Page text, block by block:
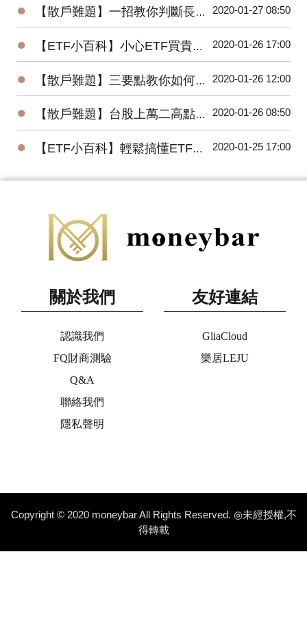
● 【散戶難題】一招教你判斷長紅K是真突破還是假突破 2020-01-27 08:50
● 【ETF小百科】小心ETF買貴了！你不可不知的ETF名詞 2020-01-26 17:00
● 【散戶難題】三要點教你如何將波浪理論應用在台股上？ 2020-01-26 12:00
● 【散戶難題】台股上萬二高點，為何外資還敢大買百億？ 2020-01-26 08:50
● 【ETF小百科】輕鬆搞懂ETF追蹤指數的三種方式 2020-01-25 17:00
關於我們
認識我們
FQ財商測驗
Q&A
聯絡我們
隱私聲明
友好連結
GliaCloud
樂居LEJU
Copyright © 2020 moneybar All Rights Reserved. ◎未經授權,不
得轉載